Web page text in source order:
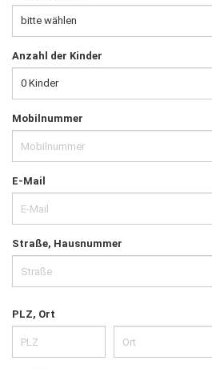
Anzahl der Kinder
Mobilnummer
E-Mail
Straße, Hausnummer
PLZ, Ort